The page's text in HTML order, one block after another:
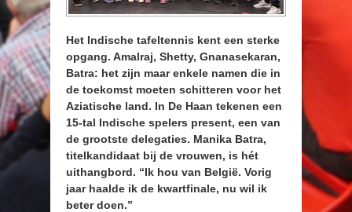
Het Indische tafeltennis kent een sterke
opgang. Amalraj, Shetty, Gnanasekaran,
Batra: het zijn maar enkele namen die in
de toekomst moeten schitteren voor het
Aziatische land. In De Haan tekenen een
15-tal Indische spelers present, een van
de grootste delegaties. Manika Batra,
titelkandidaat bij de vrouwen, is hét
uithangbord. “Ik hou van België. Vorig
jaar haalde ik de kwartfinale, nu wil ik
beter doen.”